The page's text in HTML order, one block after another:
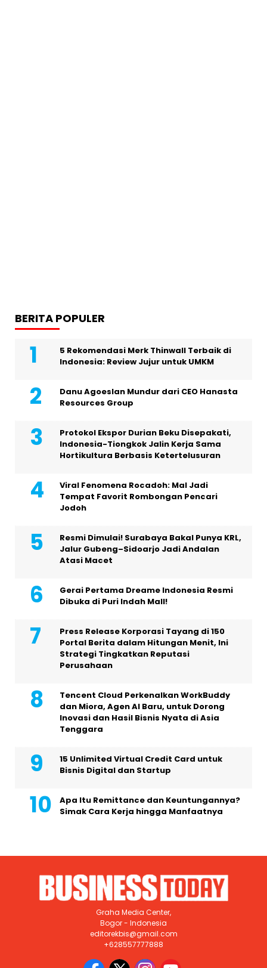
BERITA POPULER
5 Rekomendasi Merk Thinwall Terbaik di
Indonesia: Review Jujur untuk UMKM
Danu Agoeslan Mundur dari CEO Hanasta
Resources Group
Protokol Ekspor Durian Beku Disepakati,
Indonesia-Tiongkok Jalin Kerja Sama
Hortikultura Berbasis Ketertelusuran
Viral Fenomena Rocadoh: Mal Jadi
Tempat Favorit Rombongan Pencari
Jodoh
Resmi Dimulai! Surabaya Bakal Punya KRL,
Jalur Gubeng–Sidoarjo Jadi Andalan
Atasi Macet
Gerai Pertama Dreame Indonesia Resmi
Dibuka di Puri Indah Mall!
Press Release Korporasi Tayang di 150
Portal Berita dalam Hitungan Menit, Ini
Strategi Tingkatkan Reputasi
Perusahaan
Tencent Cloud Perkenalkan WorkBuddy
dan Miora, Agen AI Baru, untuk Dorong
Inovasi dan Hasil Bisnis Nyata di Asia
Tenggara
15 Unlimited Virtual Credit Card untuk
Bisnis Digital dan Startup
Apa Itu Remittance dan Keuntungannya?
Simak Cara Kerja hingga Manfaatnya
Graha Media Center,
Bogor - Indonesia
editorekbis@gmail.com
+628557777888